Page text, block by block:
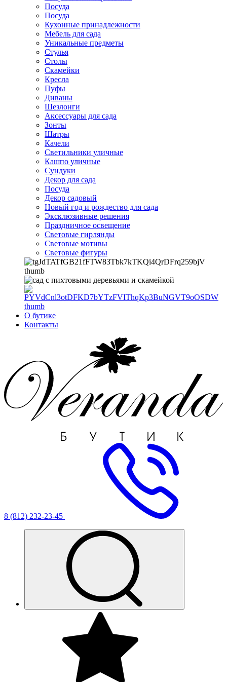
Посуда
Посуда
Кухонные принадлежности
Мебель для сада
Уникальные предметы
Стулья
Столы
Скамейки
Кресла
Пуфы
Диваны
Шезлонги
Аксессуары для сада
Зонты
Шатры
Качели
Cветильники уличные
Кашпо уличные
Сундуки
Декор для сада
Посуда
Декор садовый
Новый год и рождество для сада
Эксклюзивные решения
Праздничное освещение
Световые гирлянды
Световые мотивы
Световые фигуры
О бутике
Контакты
8 (812) 232-23-45